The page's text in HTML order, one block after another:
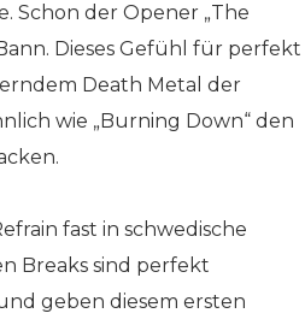
Schon der Opener „The
Dieses Gefühl für perfekt
Death Metal der
wie „Burning Down“ den
fast in schwedische
Breaks sind perfekt
geben diesem ersten